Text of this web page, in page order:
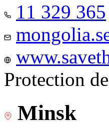
11 329 365
Protection
Minsk